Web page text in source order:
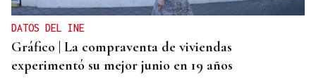
DATOS DEL INE
Gráfico | La compraventa de viviendas
experimentó su mejor junio en 19 años